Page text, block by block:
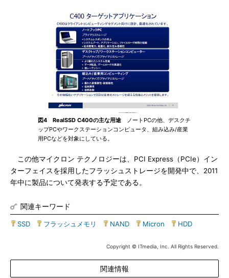
図4 RealSSD C400の主な用途 ノートPCの他、デスクチ
ップPCやワークステーションコンピュータ、組み込み/産業
用PCなどを対象にしている。
この他マイクロン テクノロジーは、PCI Express（PCIe）イン
ターフェイスを採用したフラッシュストレージを開発中で、2011
年中に製品について発表する予定である。
関連キーワード
SSD フラッシュメモリ NAND Micron HDD
Copyright © ITmedia, Inc. All Rights Reserved.
関連情報